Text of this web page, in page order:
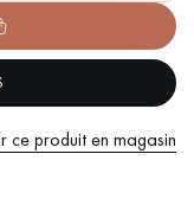
ce produit en magasin